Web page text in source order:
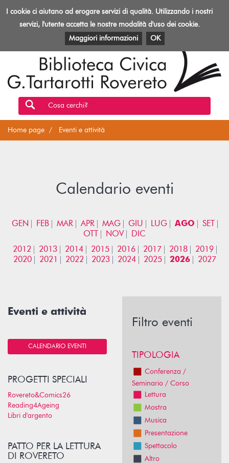
Toggle
Biblioteca
Rovereto
EVENTI E ATTIVITÀ PATRIMONIO E RISORSE
Cosa cerchi?
Home page Eventi e attività
Calendario eventi
GEN FEB MAR APR MAG GIU LUG AGO
SET
OTT
NOV
DIC
2012
2013 2014 2015 2016 2017 2018
2019
2020
2021 2022 2023 2024 2025 2026 2027
Eventi e attività
CALENDARIO EVENTI
PROGETTI SPECIALI
Rovereto&Comics26
Reading4Ageing
Libri d'argento
PATTO PER LA LETTURA
DI ROVERETO
Filtro eventi
TIPOLOGIA
Conferenza /
Seminario / Corso
Lettura
Mostra
Musica
Presentazione
Spettacolo
Altro
I cookie ci aiutano ad erogare servizi di qualità. Utilizzando i nostri
servizi, l'utente accetta le nostre modalità d'uso dei cookie.
Maggiori informazioni
OK